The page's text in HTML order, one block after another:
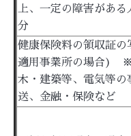
上、一定の障害があ
分
健康保険料の領収証
適用事業所の場合) ※
木・建築等、電気等
送、金融・保険など